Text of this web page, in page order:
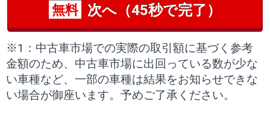
無料 次へ（45秒で完了）
※1：中古車市場での実際の取引額に基づく参考
金額のため、中古車市場に出回っている数が少な
い車種など、一部の車種は結果をお知らせできな
い場合が御座います。予めご了承ください。